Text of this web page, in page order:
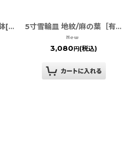
黒サビ絞り 花型7寸盛浅鉢[有田焼 金善窯] 5寸雪輪皿 地紋/麻の葉［有田焼］
3,080 円 (税込)